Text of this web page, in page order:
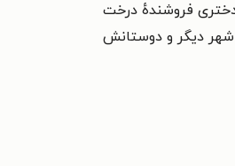
دختری فروشنده‌ٔ درخت
شهر دیگر و دوستانش